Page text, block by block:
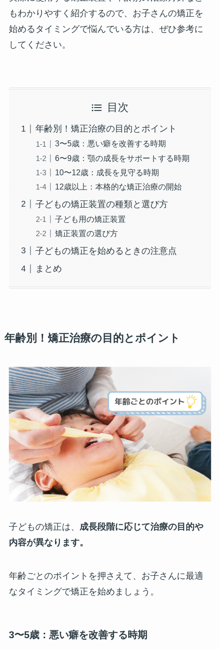
もわかりやすく紹介するので、お子さんの矯正を
始めるタイミングで悩んでいる方は、ぜひ参考に
してください。
目次
年齢別！矯正治療の目的とポイント
3〜5歳：悪い癖を改善する時期
6〜9歳：顎の成長をサポートする時期
10〜12歳：成長を見守る時期
12歳以上：本格的な矯正治療の開始
子どもの矯正装置の種類と選び方
子ども用の矯正装置
矯正装置の選び方
子どもの矯正を始めるときの注意点
まとめ
年齢別！矯正治療の目的とポイント
子どもの矯正は、 成長段階に応じて治療の目的や
内容が異なります。
年齢ごとのポイントを押さえて、お子さんに最適
なタイミングで矯正を始めましょう。
3〜5歳：悪い癖を改善する時期